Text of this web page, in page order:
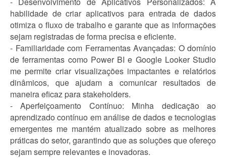
habilidade de criar aplicativos para entrada de dados
otimiza o fluxo de trabalho e garante que as informações
sejam registradas de forma precisa e eficiente.
- Familiaridade com Ferramentas Avançadas: O domínio
de ferramentas como Power BI e Google Looker Studio
me permite criar visualizações impactantes e relatórios
dinâmicos, que ajudam a comunicar resultados de
maneira eficaz para stakeholders.
- Aperfeiçoamento Contínuo: Minha dedicação ao
aprendizado contínuo em análise de dados e tecnologias
emergentes me mantém atualizado sobre as melhores
práticas do setor, garantindo que as soluções que ofereço
sejam sempre relevantes e inovadoras.